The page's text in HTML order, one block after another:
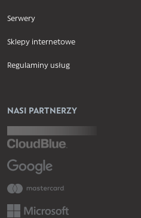
Serwery
Sklepy internetowe
Regulaminy usług
NASI PARTNERZY